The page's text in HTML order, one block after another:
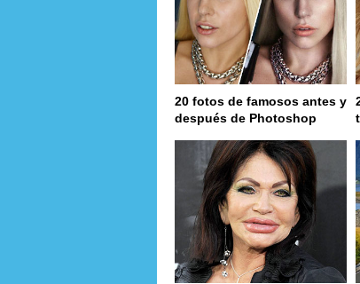
20 fotos de famosos antes y
después de Photoshop